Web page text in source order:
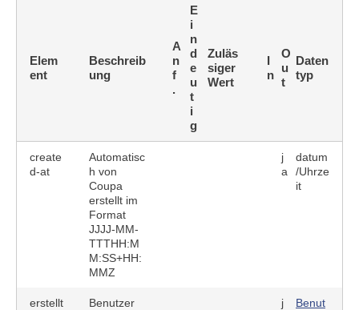
Elem
ent
Beschreib
ung
A
n
f
.
E
i
n
d
e
u
t
i
g
Zuläs
siger
Wert
I
n
O
u
t
Daten
typ
create
d-at
Automatisc
h von
Coupa
erstellt im
Format
JJJJ-MM-
TTTHH:M
M:SS+HH:
MMZ
j
a
datum
/Uhrze
it
erstellt
Benutzer
j
Benut